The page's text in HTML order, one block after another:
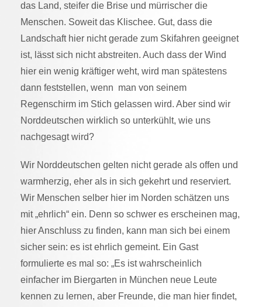
das Land, steifer die Brise und mürrischer die
Menschen. Soweit das Klischee. Gut, dass die
Landschaft hier nicht gerade zum Skifahren geeignet
ist, lässt sich nicht abstreiten. Auch dass der Wind
hier ein wenig kräftiger weht, wird man spätestens
dann feststellen, wenn man von seinem
Regenschirm im Stich gelassen wird. Aber sind wir
Norddeutschen wirklich so unterkühlt, wie uns
nachgesagt wird?
Wir Norddeutschen gelten nicht gerade als offen und
warmherzig, eher als in sich gekehrt und reserviert.
Wir Menschen selber hier im Norden schätzen uns
mit „ehrlich“ ein. Denn so schwer es erscheinen mag,
hier Anschluss zu finden, kann man sich bei einem
sicher sein: es ist ehrlich gemeint. Ein Gast
formulierte es mal so: „Es ist wahrscheinlich
einfacher im Biergarten in München neue Leute
kennen zu lernen, aber Freunde, die man hier findet,